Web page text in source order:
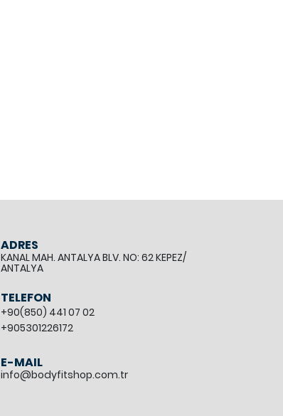
ADRES
KANAL MAH. ANTALYA BLV. NO: 62 KEPEZ/
ANTALYA
TELEFON
+90(850) 441 07 02
+905301226172
E-MAIL
info@bodyfitshop.com.tr